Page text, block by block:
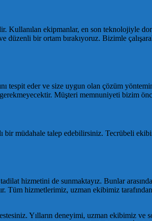
ekipmanlar, en son teknolojiyle
düzenli bir ortam bırakıyoruz. Bizimle
eder ve size uygun olan çözüm
Müşteri memnuniyeti bizim
müdahale talep edebilirsiniz. Tecrübeli
hizmetini de sunmaktayız. Bunlar
Tüm hizmetlerimiz, uzman ekibimiz
Yılların deneyimi, uzman ekibimiz ve